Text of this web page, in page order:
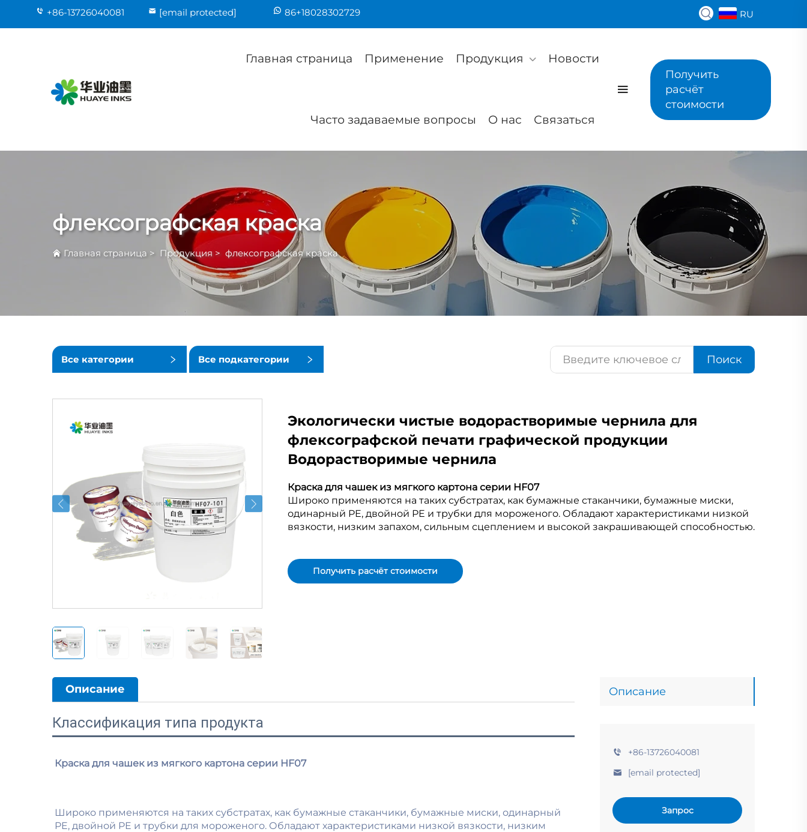
+86-13726040081 [email protected] 86+18028302729 RU
Главная страница Применение Продукция Новости
Часто задаваемые вопросы О нас Связаться
Получить
расчёт
стоимости
флексографская краска
Главная страница > Продукция > флексографская краска
Все категории Все подкатегории Поиск
Экологически чистые водорастворимые чернила для
флексографской печати графической продукции
Водорастворимые чернила
Краска для чашек из мягкого картона серии HF07
Широко применяются на таких субстратах, как бумажные стаканчики, бумажные миски,
одинарный PE, двойной PE и трубки для мороженого. Обладают характеристиками низкой
Получить расчёт стоимости
Описание
+86-13726040081
[email protected]
Запрос
Описание
Классификация типа продукта
Краска для чашек из мягкого картона серии HF07
Широко применяются на таких субстратах, как бумажные стаканчики, бумажные миски, одинарный
PE, двойной PE и трубки для мороженого. Обладают характеристиками низкой вязкости, низким